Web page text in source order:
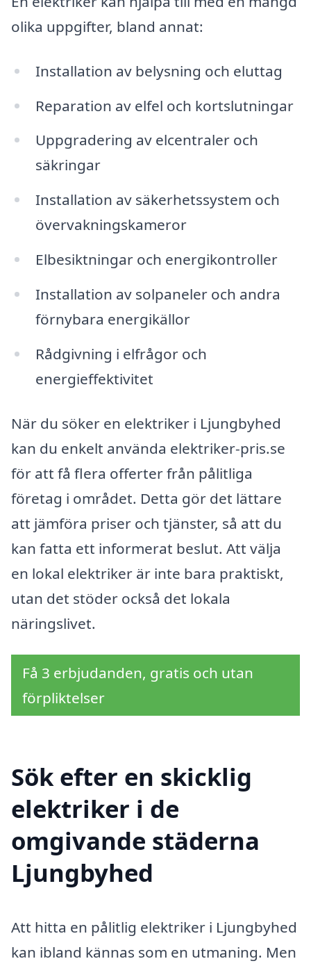
olika uppgifter, bland annat:
Installation av belysning och eluttag
Reparation av elfel och kortslutningar
Uppgradering av elcentraler och
säkringar
Installation av säkerhetssystem och
övervakningskameror
Elbesiktningar och energikontroller
Installation av solpaneler och andra
förnybara energikällor
Rådgivning i elfrågor och
energieffektivitet
När du söker en elektriker i Ljungbyhed
kan du enkelt använda elektriker-pris.se
för att få flera offerter från pålitliga
företag i området. Detta gör det lättare
att jämföra priser och tjänster, så att du
kan fatta ett informerat beslut. Att välja
en lokal elektriker är inte bara praktiskt,
utan det stöder också det lokala
näringslivet.
Få 3 erbjudanden, gratis och utan
förpliktelser
Sök efter en skicklig
elektriker i de
omgivande städerna
Ljungbyhed
Att hitta en pålitlig elektriker i Ljungbyhed
kan ibland kännas som en utmaning. Men